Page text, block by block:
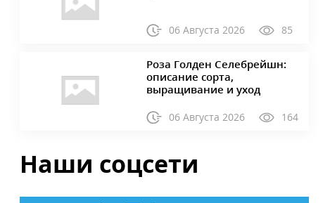
06 Августа 2026 85
Роза Голден Селебрейшн:
описание сорта,
выращивание и уход
06 Августа 2026 164
Наши соцсети